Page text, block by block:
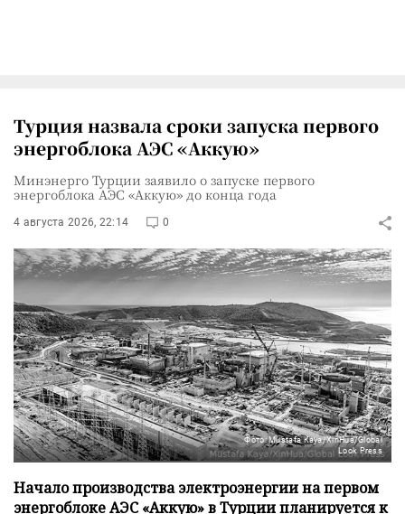
Турция назвала сроки запуска первого
энергоблока АЭС «Аккую»
Минэнерго Турции заявило о запуске первого
энергоблока АЭС «Аккую» до конца года
4 августа 2026, 22:14 0
Фото: Mustafa Kaya/XinHua/Global
Look Press
Начало производства электроэнергии на первом
энергоблоке АЭС «Аккую» в Турции планируется к